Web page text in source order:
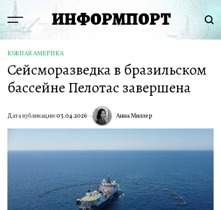
Перейти
содержимому
Menu ИНФОРМПОРТ
ОПУБЛИКОВАНО
В
ЮЖНАЯ АМЕРИКА
Сейсморазведка в бразильском
бассейне Пелотас завершена
Дата публикации:03.04.2026 ИА Анна Миллер